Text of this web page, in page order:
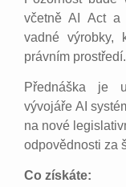
včetně AI Act a
vadné výrobky,
právním prostředí.
Přednáška je
vývojáře AI
na nové
odpovědnosti za
Co získáte: